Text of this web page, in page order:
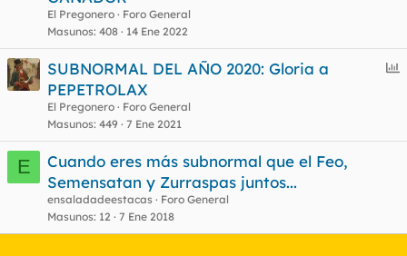
a
d
e
s
El Pregonero
Foro General
Masunos 408 14 Ene 2022
E
e
SUBNORMAL DEL AÑO 2020: Gloria a
PEPETROLAX
El Pregonero
Foro General
Masunos 449 7 Ene 2021
E
Cuando eres más subnormal que el Feo,
Semensatan y Zurraspas juntos...
ensaladadeestacas
Foro General
Masunos 12 7 Ene 2018